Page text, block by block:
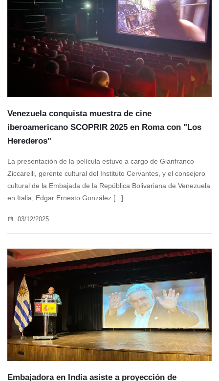
Venezuela conquista muestra de cine
iberoamericano SCOPRIR 2025 en Roma con "Los
Herederos"
La presentación de la película estuvo a cargo de Gianfranco
Ziccarelli, gerente cultural del Instituto Cervantes, y el consejero
cultural de la Embajada de la República Bolivariana de Venezuela
en Italia, Edgar Ernesto González [...]
03/12/2025
Embajadora en India asiste a proyección de